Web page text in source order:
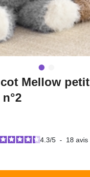
Mellow petit
4.3/5 - 18 avis